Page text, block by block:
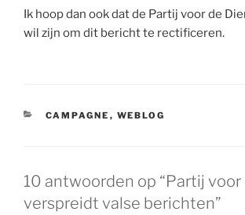
Ik hoop dan ook dat de Partij voor de
wil zijn om dit bericht te rectificeren.
CATEGORIEËN
CAMPAGNE , WEBLOG
10 antwoorden op “Partij voor
verspreidt valse berichten”